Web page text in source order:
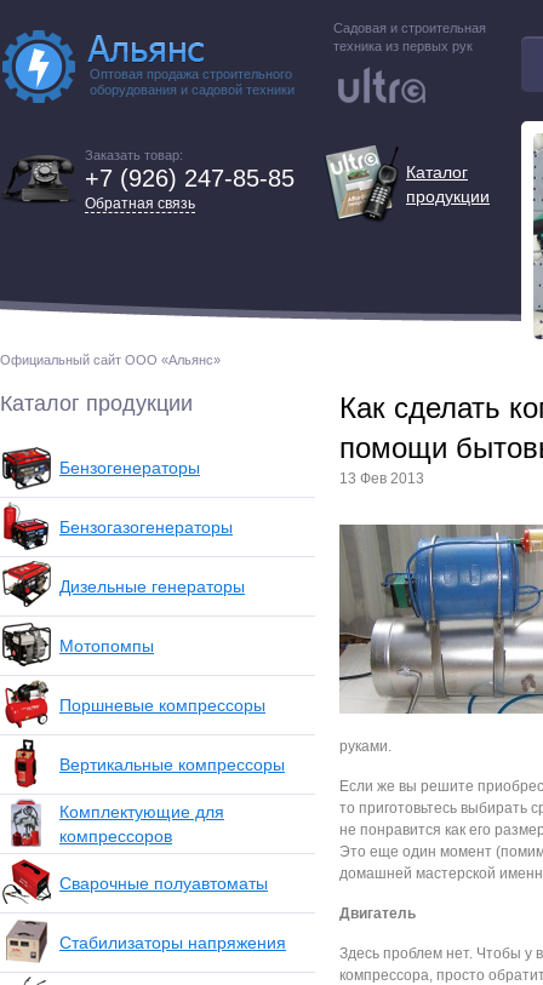
Оптовая продажа строительного
оборудования и садовой техники
Садовая и строительная
техника из первых рук
Заказать товар:
+7 (926) 247-85-85
Обратная связь
Каталог
продукции
Официальный сайт ООО «Альянс»
Каталог продукции
Бензогенераторы
Бензогазогенераторы
Дизельные генераторы
Мотопомпы
Поршневые компрессоры
Вертикальные компрессоры
Комплектующие для
компрессоров
Сварочные полуавтоматы
Стабилизаторы напряжения
Как сделать
помощи
13 Фев 2013
руками.
Если же вы решите
то приготовьтесь выбирать
не понравится как его
Это еще один момент
домашней мастерской
Двигатель
Здесь проблем нет. Чтобы у
компрессора, просто